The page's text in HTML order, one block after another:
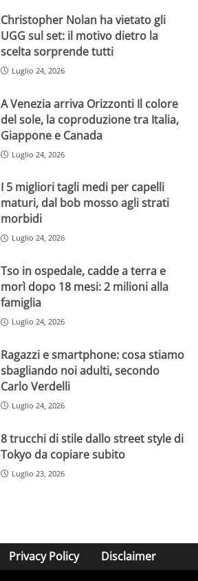
Christopher Nolan ha vietato gli
UGG sul set: il motivo dietro la
scelta sorprende tutti
Luglio 24, 2026
A Venezia arriva Orizzonti Il colore
del sole, la coproduzione tra Italia,
Giappone e Canada
Luglio 24, 2026
I 5 migliori tagli medi per capelli
maturi, dal bob mosso agli strati
morbidi
Luglio 24, 2026
Tso in ospedale, cadde a terra e
morì dopo 18 mesi: 2 milioni alla
famiglia
Luglio 24, 2026
Ragazzi e smartphone: cosa stiamo
sbagliando noi adulti, secondo
Carlo Verdelli
Luglio 24, 2026
8 trucchi di stile dallo street style di
Tokyo da copiare subito
Luglio 23, 2026
Privacy Policy Disclaimer